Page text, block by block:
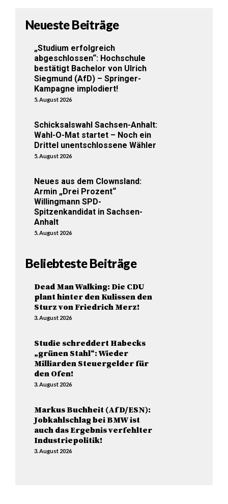
Neueste Beiträge
„Studium erfolgreich
abgeschlossen“: Hochschule
bestätigt Bachelor von Ulrich
Siegmund (AfD) – Springer-
Kampagne implodiert!
5. August 2026
Schicksalswahl Sachsen-Anhalt:
Wahl-O-Mat startet – Noch ein
Drittel unentschlossene Wähler
5. August 2026
Neues aus dem Clownsland:
Armin „Drei Prozent“
Willingmann SPD-
Spitzenkandidat in Sachsen-
Anhalt
5. August 2026
Beliebteste Beiträge
Dead Man Walking: Die CDU
plant hinter den Kulissen den
Sturz von Friedrich Merz!
3. August 2026
Studie schreddert Habecks
„grünen Stahl“: Wieder
Milliarden Steuergelder für
den Ofen!
3. August 2026
Markus Buchheit (AfD/ESN):
Jobkahlschlag bei BMW ist
auch das Ergebnis verfehlter
Industriepolitik!
3. August 2026